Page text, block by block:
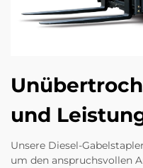
und
Unsere Diesel-
um den anspruchsvollen